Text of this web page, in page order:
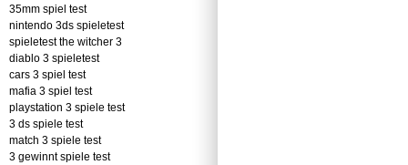
35mm spiel test
nintendo 3ds spieletest
spieletest the witcher 3
diablo 3 spieletest
cars 3 spiel test
mafia 3 spiel test
playstation 3 spiele test
3 ds spiele test
match 3 spiele test
3 gewinnt spiele test